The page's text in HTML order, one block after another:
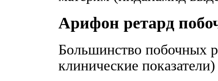
Арифон ретард
Большинство побочных
клинические